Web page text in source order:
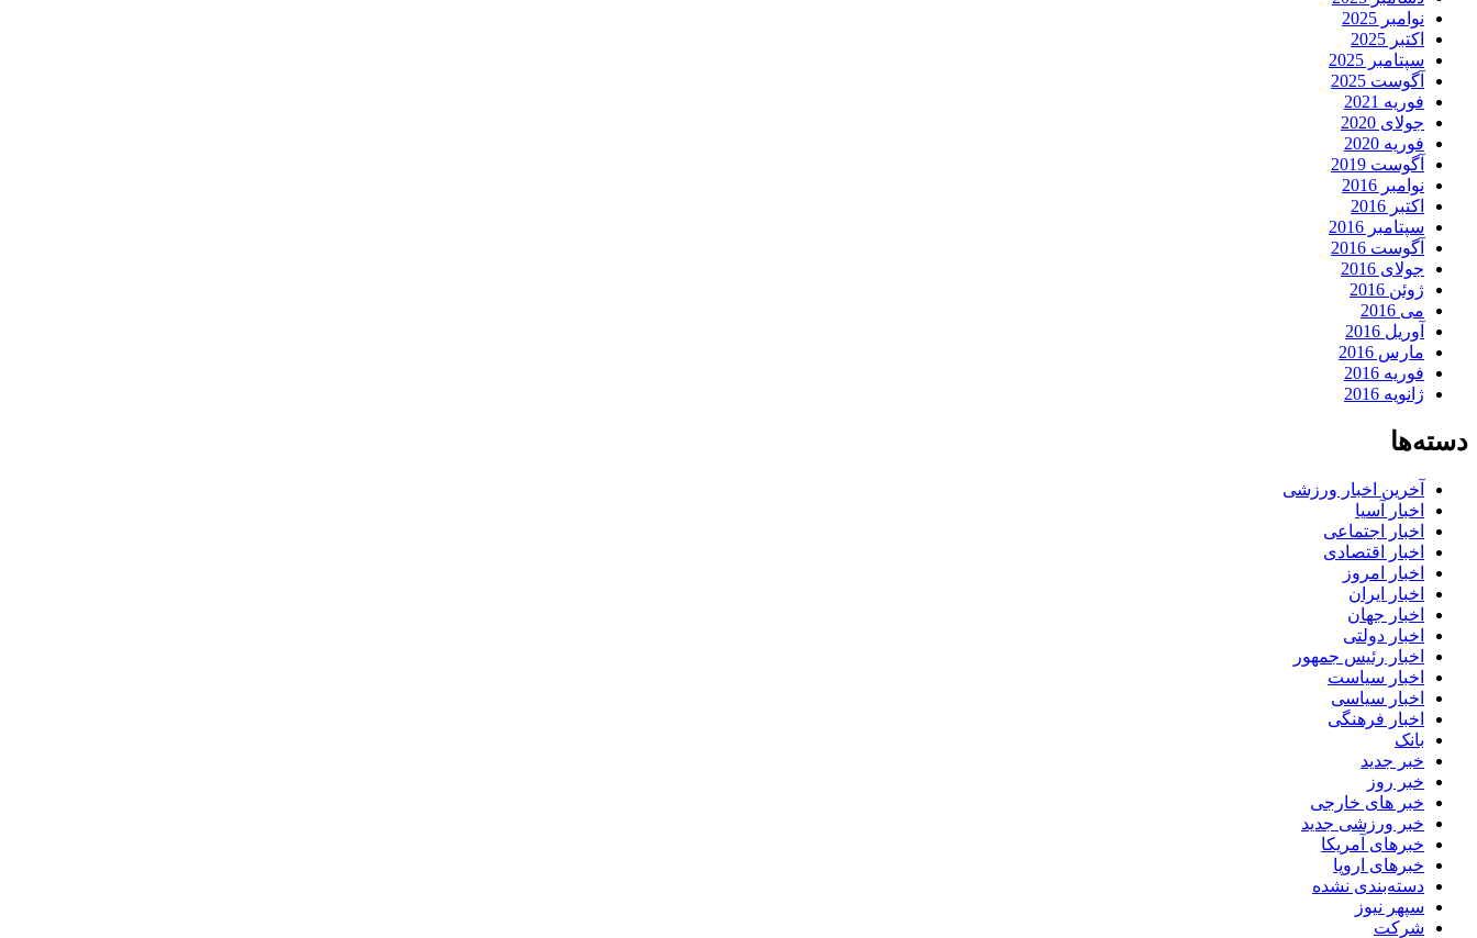
نوامبر 2025
اکتبر 2025
سپتامبر 2025
آگوست 2025
فوریه 2021
جولای 2020
فوریه 2020
آگوست 2019
نوامبر 2016
اکتبر 2016
سپتامبر 2016
آگوست 2016
جولای 2016
ژوئن 2016
می 2016
آوریل 2016
مارس 2016
فوریه 2016
ژانویه 2016
دسته‌ها
آخرین اخبار ورزشی
اخبار آسیا
اخبار اجتماعی
اخبار اقتصادی
اخبار امروز
اخبار ایران
اخبار جهان
اخبار دولتی
اخبار رئیس جمهور
اخبار سیاست
اخبار سیاسی
اخبار فرهنگی
بانک
خبر جدید
خبر روز
خبر های خارجی
خبر ورزشی جدید
خبرهای آمریکا
خبرهای اروپا
دسته‌بندی نشده
سپهر نیوز
شرکت